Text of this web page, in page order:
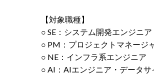
【対象職種】
○ SE：システム開発エンジニア
○ PM：プロジェクトマネージ
○ NE：インフラ系エンジニア
○ AI：AIエンジニア・データサ